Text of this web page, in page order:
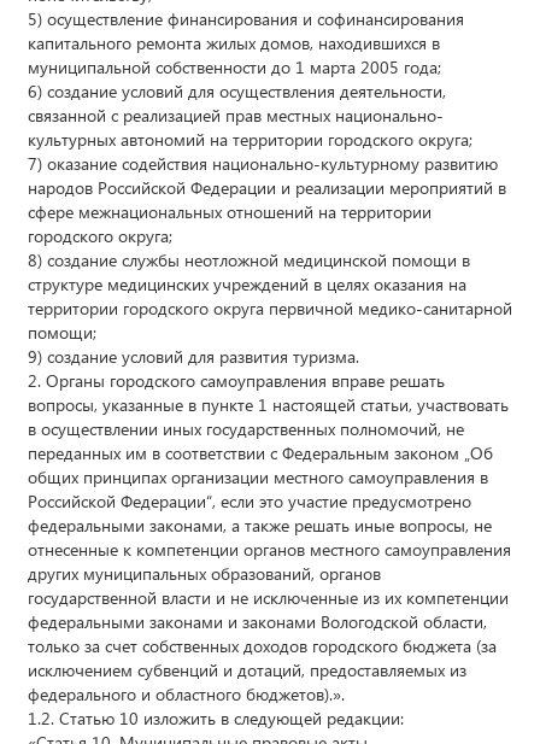
5) осуществление финансирования и софинансирования
капитального ремонта жилых домов, находившихся в
муниципальной собственности до 1 марта 2005 года;
6) создание условий для осуществления деятельности,
связанной с реализацией прав местных национально-
культурных автономий на территории городского округа;
7) оказание содействия национально-культурному развитию
народов Российской Федерации и реализации мероприятий в
сфере межнациональных отношений на территории
городского округа;
8) создание службы неотложной медицинской помощи в
структуре медицинских учреждений в целях оказания на
территории городского округа первичной медико-санитарной
помощи;
9) создание условий для развития туризма.
2. Органы городского самоуправления вправе решать
вопросы, указанные в пункте 1 настоящей статьи, участвовать
в осуществлении иных государственных полномочий, не
переданных им в соответствии с Федеральным законом „Об
общих принципах организации местного самоуправления в
Российской Федерации“, если это участие предусмотрено
федеральными законами, а также решать иные вопросы, не
отнесенные к компетенции органов местного самоуправления
других муниципальных образований, органов
государственной власти и не исключенные из их компетенции
федеральными законами и законами Вологодской области,
только за счет собственных доходов городского бюджета (за
исключением субвенций и дотаций, предоставляемых из
федерального и областного бюджетов).».
1.2. Статью 10 изложить в следующей редакции: